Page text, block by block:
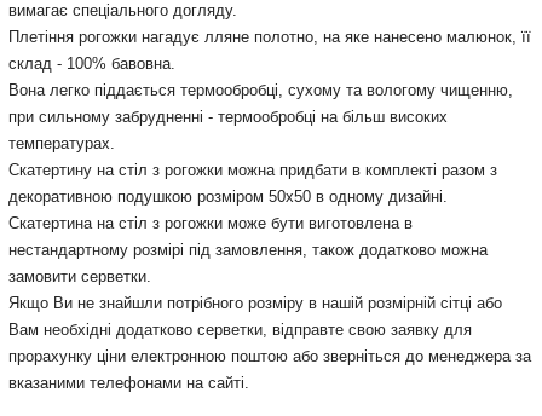
вимагає спеціального догляду.
Плетіння рогожки нагадує лляне полотно, на яке нанесено малюнок, її
склад - 100% бавовна.
Вона легко піддається термообробці, сухому та вологому чищенню,
при сильному забрудненні - термообробці на більш високих
температурах.
Скатертину на стіл з рогожки можна придбати в комплекті разом з
декоративною подушкою розміром 50х50 в одному дизайні.
Скатертина на стіл з рогожки може бути виготовлена в
нестандартному розмірі під замовлення, також додатково можна
замовити серветки.
Якщо Ви не знайшли потрібного розміру в нашій розмірній сітці або
Вам необхідні додатково серветки, відправте свою заявку для
прорахунку ціни електронною поштою або зверніться до менеджера за
вказаними телефонами на сайті.